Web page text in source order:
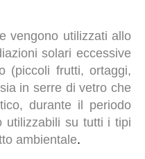
vengono utilizzati allo
solari eccessive
(piccoli frutti, ortaggi,
in serre di vetro che
durante il periodo
utilizzabili su tutti i tipi
ambientale.